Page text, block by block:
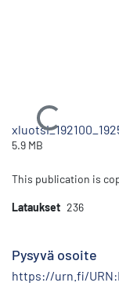
Ladataan...
5.9 MB
This publication is
Lataukset 236
Pysyvä osoite
https://urn.fi/